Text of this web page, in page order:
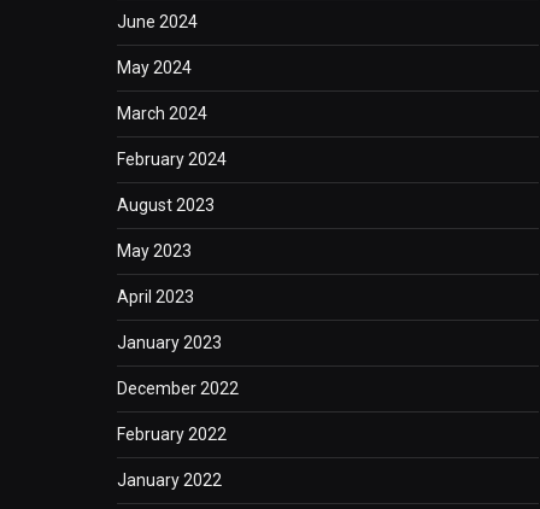
June 2024
May 2024
March 2024
February 2024
August 2023
May 2023
April 2023
January 2023
December 2022
February 2022
January 2022